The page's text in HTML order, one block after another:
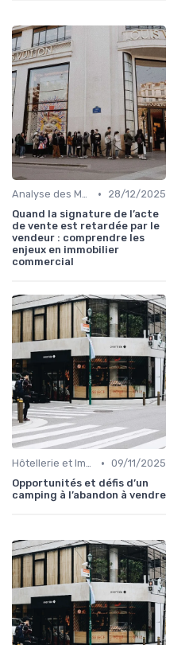
Analyse des Marchés Locaux et Globaux •
28/12/2025
Quand la signature de l’acte
de vente est retardée par le
vendeur : comprendre les
enjeux en immobilier
commercial
Hôtellerie et Immobilier de Loisirs • 09/11/2025
Opportunités et défis d’un
camping à l’abandon à vendre